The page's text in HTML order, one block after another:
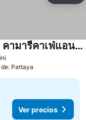
Kamari Cafe&Resort Kohlarn คามารีคาเฟ่แอนด์รีสอร์ทเกาะล้าน
Pattaya
Ver precios